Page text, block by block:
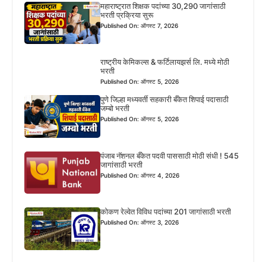
महाराष्ट्रात शिक्षक पदांच्या 30,290 जागांसाठी
भरती प्रक्रिया सुरू
Published On: ऑगस्ट 7, 2026
राष्ट्रीय केमिकल्स & फर्टिलायझर्स लि. मध्ये मोठी
भरती
Published On: ऑगस्ट 5, 2026
पुणे जिल्हा मध्यवर्ती सहकारी बँकेत शिपाई पदासाठी
जम्बो भरती
Published On: ऑगस्ट 5, 2026
पंजाब नॅशनल बँकेत पदवी पाससाठी मोठी संधी ! 545
जागांसाठी भरती
Published On: ऑगस्ट 4, 2026
कोकण रेल्वेत विविध पदांच्या 201 जागांसाठी भरती
Published On: ऑगस्ट 3, 2026